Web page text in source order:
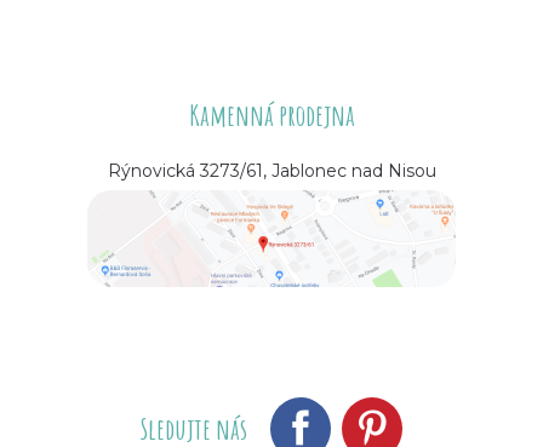
Kamenná prodejna
Rýnovická 3273/61, Jablonec nad Nisou
Sledujte nás